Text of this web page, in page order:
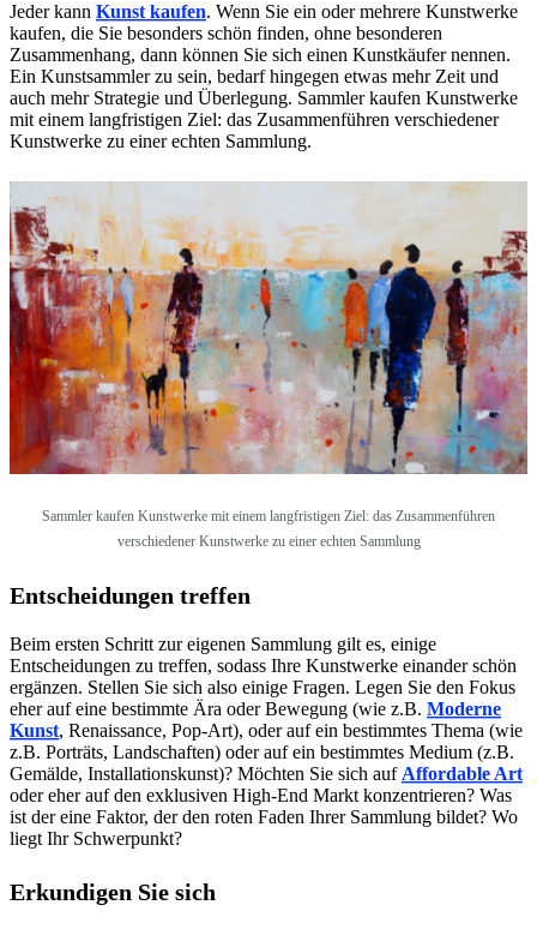
Jeder kann Kunst kaufen. Wenn Sie ein oder mehrere Kunstwerke
kaufen, die Sie besonders schön finden, ohne besonderen
Zusammenhang, dann können Sie sich einen Kunstkäufer nennen.
Ein Kunstsammler zu sein, bedarf hingegen etwas mehr Zeit und
auch mehr Strategie und Überlegung. Sammler kaufen Kunstwerke
mit einem langfristigen Ziel: das Zusammenführen verschiedener
Kunstwerke zu einer echten Sammlung.
Sammler kaufen Kunstwerke mit einem langfristigen Ziel: das Zusammenführen
verschiedener Kunstwerke zu einer echten Sammlung
Entscheidungen treffen
Beim ersten Schritt zur eigenen Sammlung gilt es, einige
Entscheidungen zu treffen, sodass Ihre Kunstwerke einander schön
ergänzen. Stellen Sie sich also einige Fragen. Legen Sie den Fokus
eher auf eine bestimmte Ära oder Bewegung (wie z.B. Moderne
Kunst, Renaissance, Pop-Art), oder auf ein bestimmtes Thema (wie
z.B. Porträts, Landschaften) oder auf ein bestimmtes Medium (z.B.
Gemälde, Installationskunst)? Möchten Sie sich auf Affordable Art
oder eher auf den exklusiven High-End Markt konzentrieren? Was
ist der eine Faktor, der den roten Faden Ihrer Sammlung bildet? Wo
liegt Ihr Schwerpunkt?
Erkundigen Sie sich